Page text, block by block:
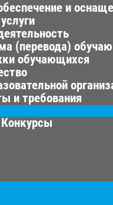
и
(перевода)
обучающихся
и требования